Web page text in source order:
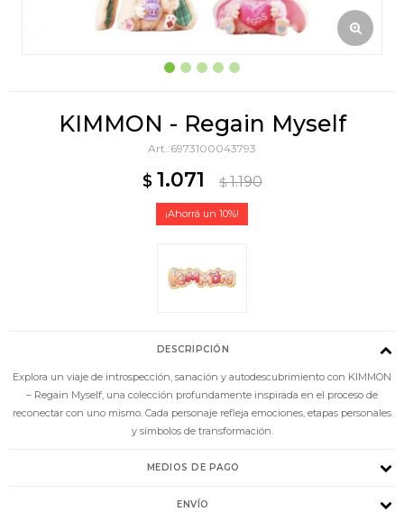
KIMMON - Regain Myself
6973100043793
$ 1.071 $ 1.190
10
DESCRIPCIÓN
Explora un viaje de introspección, sanación y autodescubrimiento con KIMMON
– Regain Myself, una colección profundamente inspirada en el proceso de
reconectar con uno mismo. Cada personaje refleja emociones, etapas personales
y símbolos de transformación.
MEDIOS DE PAGO
ENVÍO